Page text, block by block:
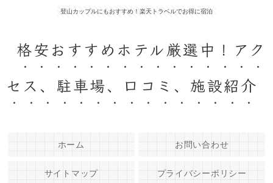
登山カップルにもおすすめ！楽天トラベルでお得に宿泊
格安おすすめホテル厳選中！アク
セス、駐車場、口コミ、施設紹介
ホーム お問い合わせ
サイトマップ プライバシーポリシー